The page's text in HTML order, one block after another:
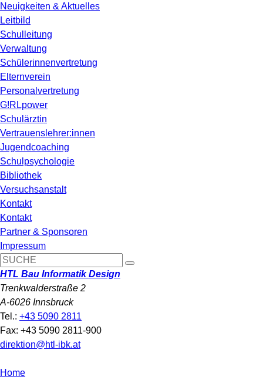
Neuigkeiten & Aktuelles
Leitbild
Schulleitung
Verwaltung
Schülerinnenvertretung
Elternverein
Personalvertretung
G!RLpower
Schulärztin
Vertrauenslehrer:innen
Jugendcoaching
Schulpsychologie
Bibliothek
Versuchsanstalt
Kontakt
Kontakt
Partner & Sponsoren
Impressum
HTL Bau Informatik Design
Trenkwalderstraße 2
A-6026 Innsbruck
Tel.: +43 5090 2811
Fax: +43 5090 2811-900
direktion@htl-ibk.at
Home